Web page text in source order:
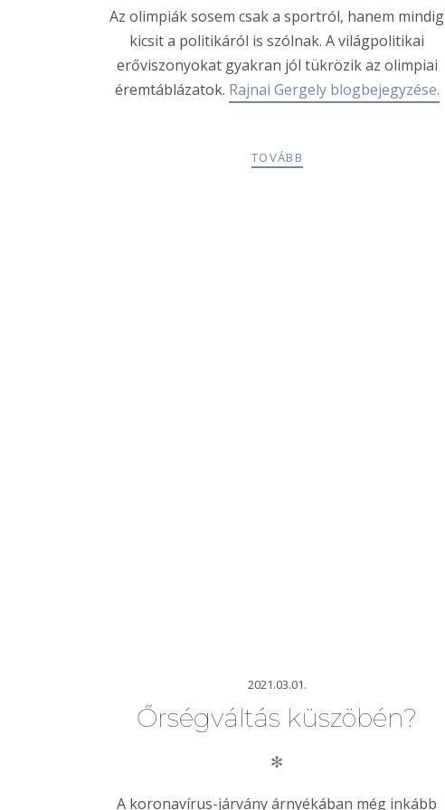
Az olimpiák sosem csak a sportról, hanem mindig
kicsit a politikáról is szólnak. A világpolitikai
erőviszonyokat gyakran jól tükrözik az olimpiai
éremtáblázatok. Rajnai Gergely blogbejegyzése.
TOVÁBB
2021.03.01.
Őrségváltás küszöbén?
✻
A koronavírus-járvány árnyékában még inkább